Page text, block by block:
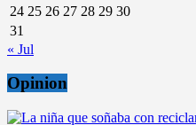
24 25 26 27 28 29 30
31
« Jul
Opinion